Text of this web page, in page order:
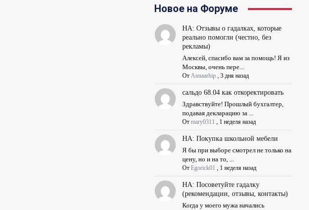
Новое на Форуме
НА: Отзывы о гадалках, которые
реально помогли (честно, без
рекламы)
Алексей, спасибо вам за помощь! Я из
Москвы, очень пере...
От Annaarhip, 3 дня назад
сальдо 68.04 как откоректировать
Здравствуйте! Прошлый бухгалтер,
подавая декларацию за ...
От mary0311 , 1 неделя назад
НА: Покупка школьной мебели
Я бы при выборе смотрел не только на
цену, но и на то, ...
От Egorick01 , 1 неделя назад
НА: Посоветуйте гадалку
(рекомендации, отзывы, контакты)
Когда у моего мужа начались